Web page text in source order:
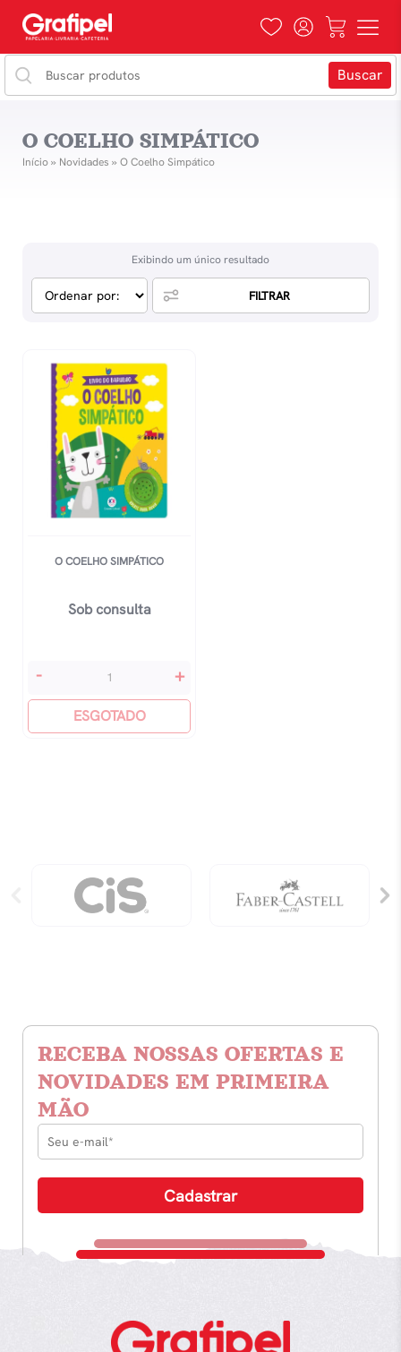
O COELHO SIMPÁTICO
Início» Novidades » O Coelho Simpático
Exibindo um único resultado
FILTRAR
O COELHO SIMPÁTICO
Sob consulta
O
Simpático
quantidade
- +
ESGOTADO
RECEBA NOSSAS OFERTAS E
NOVIDADES EM PRIMEIRA
MÃO